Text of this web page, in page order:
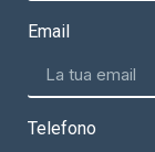
Email
Telefono